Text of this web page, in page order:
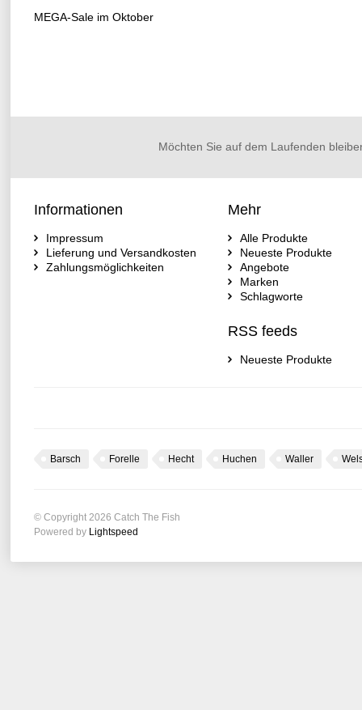
MEGA-Sale im Oktober
Möchten Sie auf dem Laufenden
Informationen
Impressum
Lieferung und Versandkosten
Zahlungsmöglichkeiten
Mehr
Alle Produkte
Neueste Produkte
Angebote
Marken
Schlagworte
RSS feeds
Neueste Produkte
Barsch Forelle Hecht Huchen Waller
© Copyright 2026 Catch The Fish
Powered by Lightspeed